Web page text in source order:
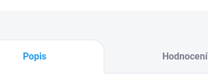
Popis Hodnocení